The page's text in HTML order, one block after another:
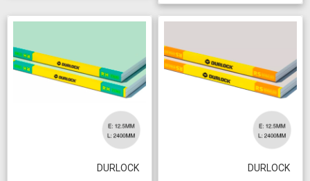
DURLOCK DURLOCK